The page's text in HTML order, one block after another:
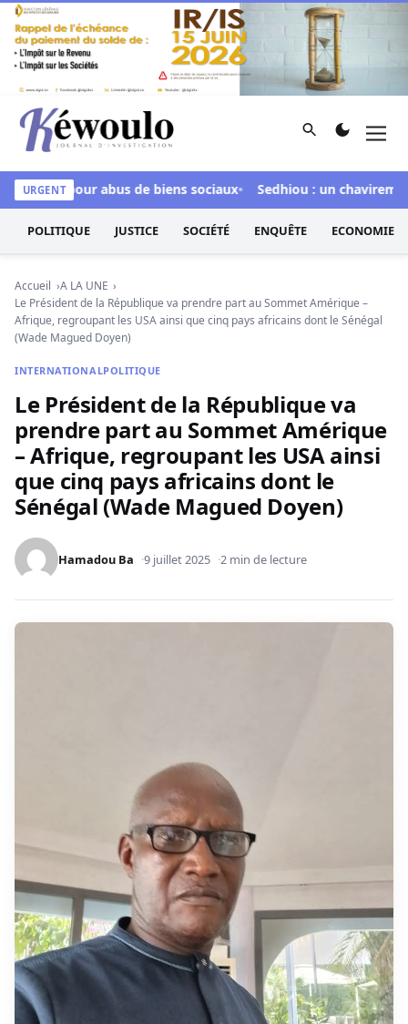
Aller au contenu
Kéwoulo, le premier site d'information et d'investigation
Rechercher
URGENTpour abus de biens sociaux Sedhiou : un chavirement
POLITIQUE JUSTICE SOCIÉTÉ ENQUÊTE ECONOMIE
Accueil
A LA UNE
Le Président de la République va prendre part au Sommet Amérique –
Afrique, regroupant les USA ainsi que cinq pays africains dont le Sénégal
(Wade Magued Doyen)
INTERNATIONALPOLITIQUE
Le Président de la République va
prendre part au Sommet Amérique
– Afrique, regroupant les USA ainsi
que cinq pays africains dont le
Sénégal (Wade Magued Doyen)
Hamadou Ba 9 juillet 2025 2 min de lecture